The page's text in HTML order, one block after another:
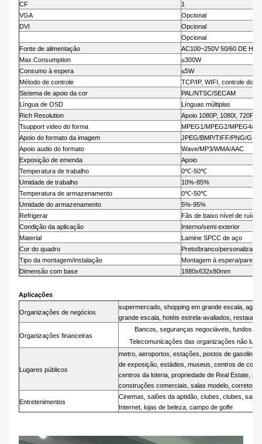
CF
1
VGA
Opcional
DVI
Opcional
Opcional
Fonte de alimentação
AC100~250V 50/60 DE
Max.Consumption
≤300W
Consumo à espera
≤5W
Método de controle
TCP/IP, WIFI, controle do
Sistema de apoio da cor
PAL/NTSC/SECAM
Língua de OSD
Línguas múltiplas
Rich Resolution
Apoio 1080P, 1080I, 720P,
Tsupport video do forma
MPEG1/MPEG2/MPEG4/
Apoio do formato da imagem
JPEG/BMP/TIFF/PNG/GIF
Apoio audio do formato
Wave/MP3/WMA/AAC
Exposição de emenda
Apoio
Temperatura de trabalho
0℃-50℃
Umidade de trabalho
10%-85%
Temperatura de armazenamento
0℃-50℃
Umidade do armazenamento
5%-95%
Refrigerar
Fãs de baixo nível de ruído
Condição da aplicação
Interno/semi exterior
Material
Lamine SPCC de aço
Cor do quadro
Preto/branco/
Tipo da montagem/instalação
Montagem à espera/
Dimensão com base
1880x632x80mm
Aplicações
Organizações de negócios
supermercado, shopping em grande escala,
grande escala, hotéis estrela-avaliados,
Organizações financeiras
Bancos, seguranças negociáveis, fundos,
Telecomunicações das organizações não
Lugares públicos
metro, aeroportos, estações, postos de gasolina,
de exposição, estádios, museus, centros de
centros da loteria, propriedade de Real Estate,
construções comerciais, salas modelo,
Entretenimentos
Cinemas, salões da aptidão, clubes, clubes,
Internet, lojas de beleza, campo de golfe